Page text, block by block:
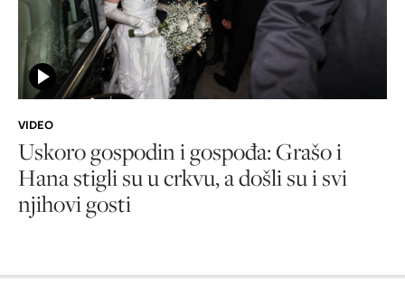
VIDEO
Uskoro gospodin i gospođa: Grašo i
Hana stigli su u crkvu, a došli su i svi
njihovi gosti